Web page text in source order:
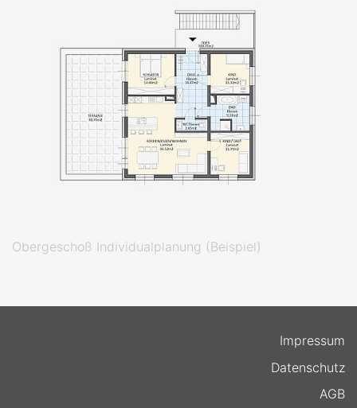
Obergeschoß Individualplanung (Beispiel)
Impressum
Datenschutz
AGB